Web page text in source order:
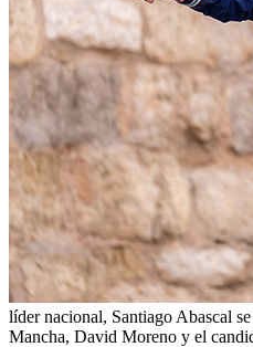
líder nacional, Santiago Abascal
Mancha, David Moreno y el